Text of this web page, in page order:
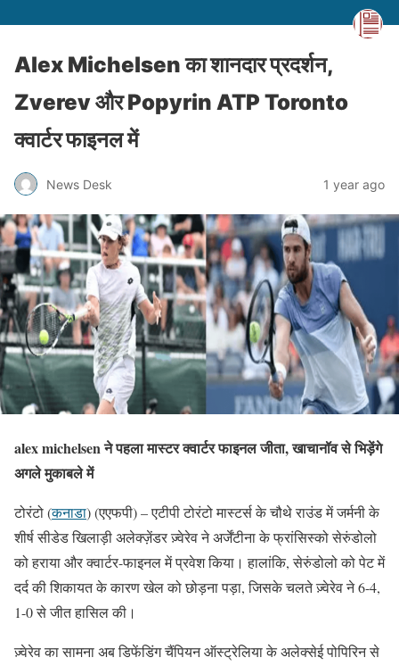
Alex Michelsen का शानदार प्रदर्शन,
Zverev और Popyrin ATP Toronto
क्वार्टर फाइनल में
News Desk 1 year ago
alex michelsen ने पहला मास्टर क्वार्टर फाइनल जीता, खाचानॉव से भिड़ेंगे
अगले मुकाबले में
टोरंटो (कनाडा) (एएफपी) – एटीपी टोरंटो मास्टर्स के चौथे राउंड में जर्मनी के
शीर्ष सीडेड खिलाड़ी अलेक्ज़ेंडर ज़्वेरेव ने अर्जेंटीना के फ्रांसिस्को सेरुंडोलो
को हराया और क्वार्टर-फाइनल में प्रवेश किया। हालांकि, सेरुंडोलो को पेट में
दर्द की शिकायत के कारण खेल को छोड़ना पड़ा, जिसके चलते ज़्वेरेव ने 6-4,
1-0 से जीत हासिल की।
ज़्वेरेव का सामना अब डिफेंडिंग चैंपियन ऑस्ट्रेलिया के अलेक्सेई पोपिरिन से